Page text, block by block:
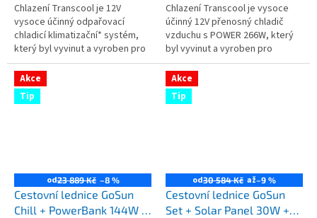
5
hvězdiček.
Chlazení Transcool je 12V
vysoce účinný odpařovací
chladicí klimatizační* systém,
který byl vyvinut a vyroben pro
australské podmínky. Vhodné
do karavanu, obytného auta,
stanu,...
5
hvězdiček.
Chlazení Transcool je vysoce
účinný 12V přenosný chladič
vzduchu s POWER 266W, který
byl vyvinut a vyroben pro
australské podmínky. Speciální
SET. For EU customers -
contact...
Akce
Tip
od23 889 Kč –8 %
Cestovní lednice GoSun
Chill + PowerBank 144W /
Akce
Tip
od30 584 Kč až–9 %
Cestovní lednice GoSun
Set + Solar Panel 30W +